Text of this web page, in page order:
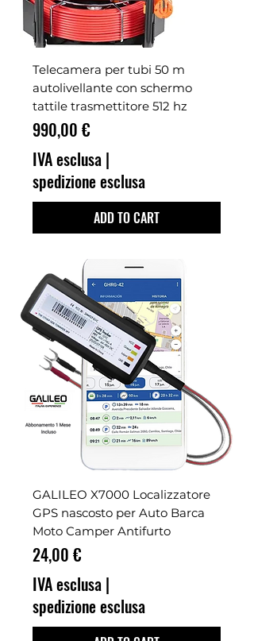
Telecamera per tubi 50 m
autolivellante con schermo
tattile trasmettitore 512 hz
Prezzo
990,00 €
IVA esclusa |
spedizione esclusa
ADD TO CART
GALILEO X7000 Localizzatore
GPS nascosto per Auto Barca
Moto Camper Antifurto
Prezzo
24,00 €
IVA esclusa |
spedizione esclusa